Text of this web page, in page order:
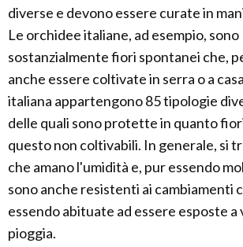
diverse e devono essere curate in
Le orchidee italiane, ad esempio, sono
sostanzialmente fiori spontanei che,
anche essere coltivate in serra o a
italiana appartengono 85 tipologie
delle quali sono protette in quanto
questo non coltivabili. In generale, si
che amano l'umidità e, pur essendo
sono anche resistenti ai cambiamenti
essendo abituate ad essere esposte a
pioggia.